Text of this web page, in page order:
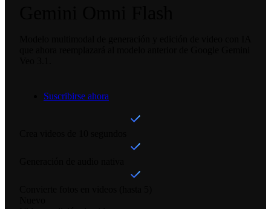
Suscribirse ahora